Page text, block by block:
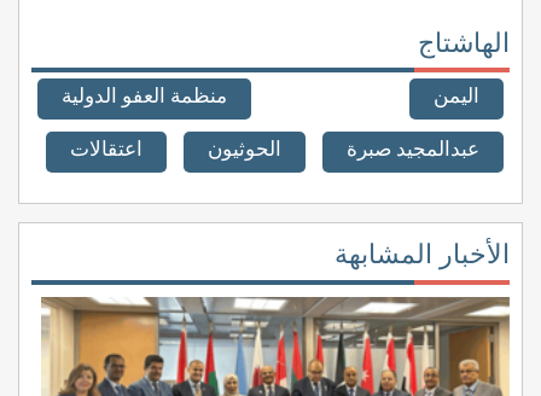
الهاشتاج
اليمن منظمة العفو الدولية
عبدالمجيد صبرة الحوثيون اعتقالات
الأخبار المشابهة